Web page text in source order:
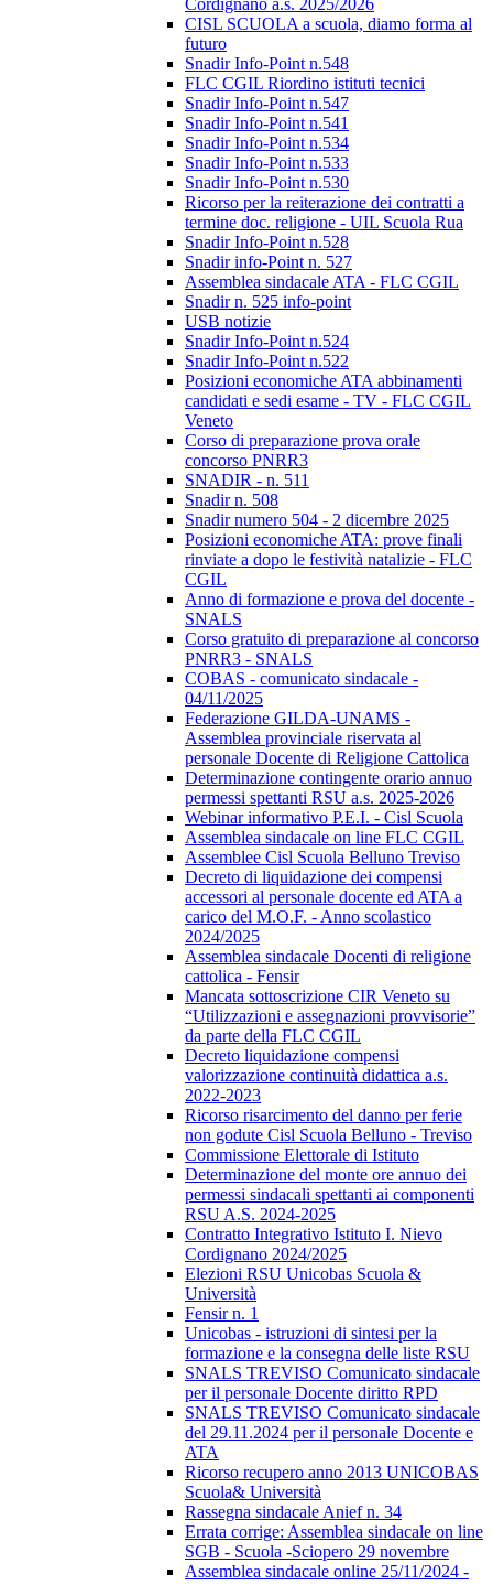
Cordignano a.s. 2025/2026
CISL SCUOLA a scuola, diamo forma al
futuro
Snadir Info-Point n.548
FLC CGIL Riordino istituti tecnici
Snadir Info-Point n.547
Snadir Info-Point n.541
Snadir Info-Point n.534
Snadir Info-Point n.533
Snadir Info-Point n.530
Ricorso per la reiterazione dei contratti a
termine doc. religione - UIL Scuola Rua
Snadir Info-Point n.528
Snadir info-Point n. 527
Assemblea sindacale ATA - FLC CGIL
Snadir n. 525 info-point
USB notizie
Snadir Info-Point n.524
Snadir Info-Point n.522
Posizioni economiche ATA abbinamenti
candidati e sedi esame - TV - FLC CGIL
Veneto
Corso di preparazione prova orale
concorso PNRR3
SNADIR - n. 511
Snadir n. 508
Snadir numero 504 - 2 dicembre 2025
Posizioni economiche ATA: prove finali
rinviate a dopo le festività natalizie - FLC
CGIL
Anno di formazione e prova del docente -
SNALS
Corso gratuito di preparazione al concorso
PNRR3 - SNALS
COBAS - comunicato sindacale -
04/11/2025
Federazione GILDA-UNAMS -
Assemblea provinciale riservata al
personale Docente di Religione Cattolica
Determinazione contingente orario annuo
permessi spettanti RSU a.s. 2025-2026
Webinar informativo P.E.I. - Cisl Scuola
Assemblea sindacale on line FLC CGIL
Assemblee Cisl Scuola Belluno Treviso
Decreto di liquidazione dei compensi
accessori al personale docente ed ATA a
carico del M.O.F. - Anno scolastico
2024/2025
Assemblea sindacale Docenti di religione
cattolica - Fensir
Mancata sottoscrizione CIR Veneto su
“Utilizzazioni e assegnazioni provvisorie”
da parte della FLC CGIL
Decreto liquidazione compensi
valorizzazione continuità didattica a.s.
2022-2023
Ricorso risarcimento del danno per ferie
non godute Cisl Scuola Belluno - Treviso
Commissione Elettorale di Istituto
Determinazione del monte ore annuo dei
permessi sindacali spettanti ai componenti
RSU A.S. 2024-2025
Contratto Integrativo Istituto I. Nievo
Cordignano 2024/2025
Elezioni RSU Unicobas Scuola &
Università
Fensir n. 1
Unicobas - istruzioni di sintesi per la
formazione e la consegna delle liste RSU
SNALS TREVISO Comunicato sindacale
per il personale Docente diritto RPD
SNALS TREVISO Comunicato sindacale
del 29.11.2024 per il personale Docente e
ATA
Ricorso recupero anno 2013 UNICOBAS
Scuola& Università
Rassegna sindacale Anief n. 34
Errata corrige: Assemblea sindacale on line
SGB - Scuola -Sciopero 29 novembre
Assemblea sindacale online 25/11/2024 -